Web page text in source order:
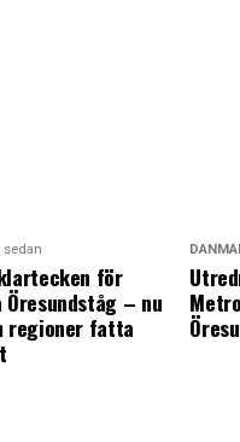
sedan
för
Öresundståg – nu
regioner fatta